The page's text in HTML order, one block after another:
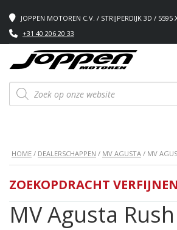
JOPPEN MOTOREN C.V. / STRIJPERDIJK 3D / 5595
+31 40 206 20 33
Producten
zoeken
HOME / DEALERSCHAPPEN / MV AGUSTA / MV
MV Agusta Rush
ZOEKOPDRACHT VERFIJNEN